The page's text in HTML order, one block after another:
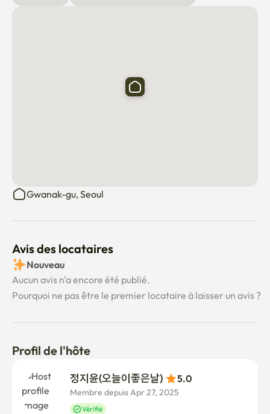
séjour.
7. Avertissez immédiatement l'hôte de tout dommage ou
problème.
8. Seuls les clients inscrits peuvent séjourner la nuit.
Gwanak-gu, Seoul
Avis des locataires
Nouveau
Aucun avis n'a encore été publié.
Pourquoi ne pas être le premier locataire à laisser un avis ?
Profil de l'hôte
5.0
Membre depuis Apr 27, 2025
Vérifié